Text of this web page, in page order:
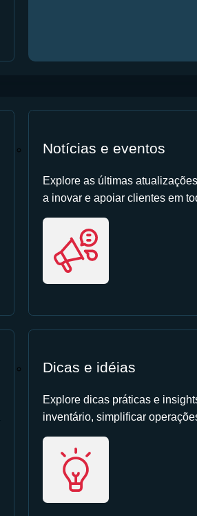
Notícias e eventos
Explore as últimas
a inovar e apoiar clientes em
Dicas e idéias
Explore dicas práticas e
inventário, simplificar